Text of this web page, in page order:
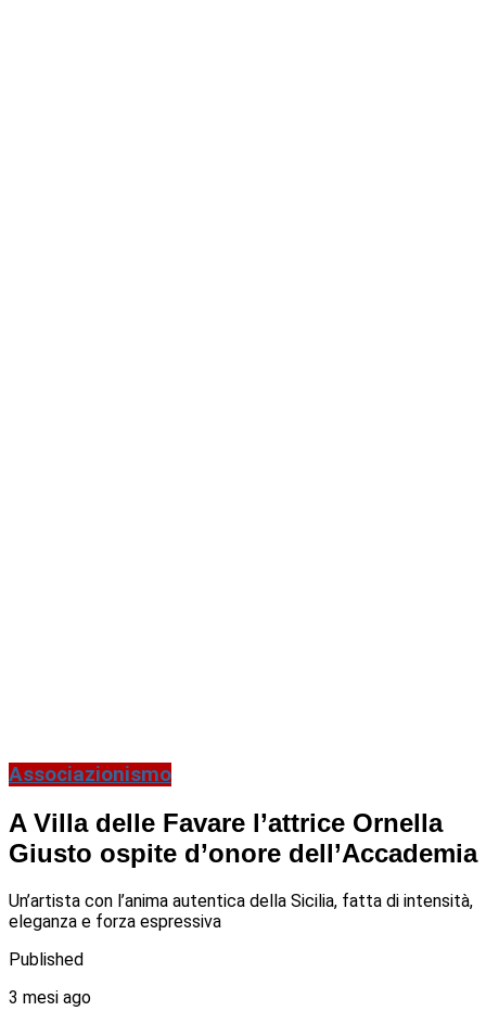
Associazionismo
A Villa delle Favare l’attrice Ornella
Giusto ospite d’onore dell’Accademia
Un’artista con l’anima autentica della Sicilia, fatta di intensità,
eleganza e forza espressiva
Published
3 mesi ago